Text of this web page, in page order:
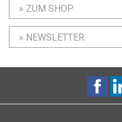
» ZUM SHOP
» NEWSLETTER